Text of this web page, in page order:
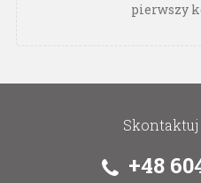
pierwszy
Skontaktuj
+48